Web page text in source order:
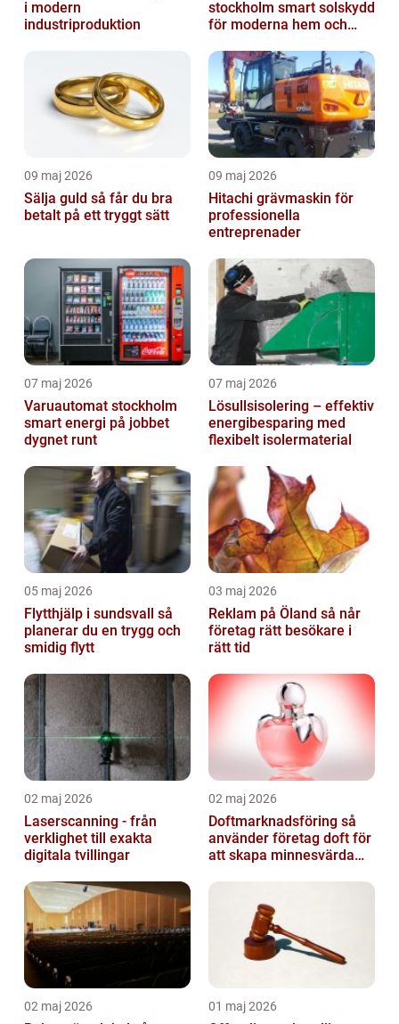
i modern
industriproduktion
stockholm smart solskydd
för moderna hem och
09 maj 2026
Sälja guld så får du bra
betalt på ett tryggt sätt
09 maj 2026
Hitachi grävmaskin för
professionella
entreprenader
07 maj 2026
Varuautomat stockholm
smart energi på jobbet
dygnet runt
07 maj 2026
Lösullsisolering – effektiv
energibesparing med
flexibelt isolermaterial
05 maj 2026
Flytthjälp i sundsvall så
planerar du en trygg och
smidig flytt
03 maj 2026
Reklam på Öland så når
företag rätt besökare i
rätt tid
02 maj 2026
Laserscanning - från
verklighet till exakta
digitala tvillingar
02 maj 2026
Doftmarknadsföring så
använder företag doft för
att skapa minnesvärda
02 maj 2026 01 maj 2026